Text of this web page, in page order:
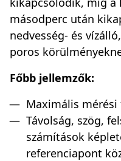
másodperc után
nedvesség- és
poros
Főbb jellemzők:
Maximális
Távolság, szög,
számítások
referenciapont